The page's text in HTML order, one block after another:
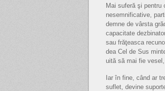
Mai suferă şi pentru
nesemnificative,
demne de vârsta
capacitate
sau frăţeasca
dea Cel de Sus
uită să mai fie
Iar în fine, când ar
suflet, devine